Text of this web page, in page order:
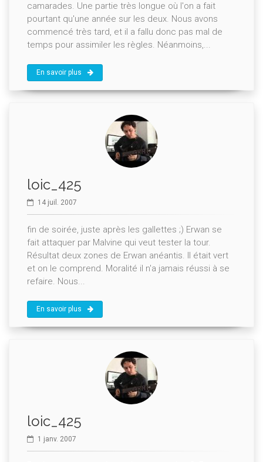
camarades. Une partie très longue où l'on a fait
pourtant qu'une année sur les deux. Nous avons
commencé très tard, et il a fallu donc pas mal de
temps pour assimiler les règles. Néanmoins,...
En savoir plus
loic_425
14 juil. 2007
fin de soirée, juste après les gallettes ;) Erwan se
fait attaquer par Malvine qui veut tester la tour.
Résultat deux zones de Erwan anéantis. Il était vert
et on le comprend. Moralité il n'a jamais réussi à se
refaire. Nous...
En savoir plus
loic_425
1 janv. 2007